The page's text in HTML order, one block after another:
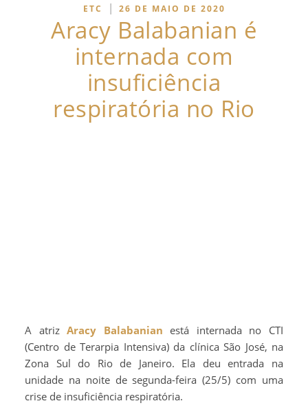
ETC | 26 DE MAIO DE 2020
Aracy Balabanian é
internada com
insuficiência
respiratória no Rio
A atrizAracy Balabanian está internada no CTI
(Centro de Terarpia Intensiva) da clínica São José, na
Zona Sul do Rio de Janeiro. Ela deu entrada na
unidade na noite de segunda-feira (25/5) com uma
crise de insuficiência respiratória.